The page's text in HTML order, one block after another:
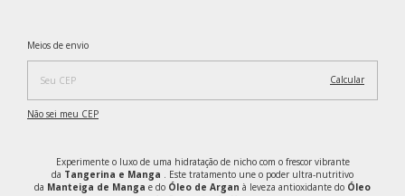
Entregas para o CEP:
Meios de envio
Calcular
Não sei meu CEP
Experimente o luxo de uma hidratação de nicho com o frescor vibrante
da Tangerina e Manga . Este tratamento une o poder ultra-nutritivo
da Manteiga de Manga e do Óleo de Argan à leveza antioxidante do Óleo